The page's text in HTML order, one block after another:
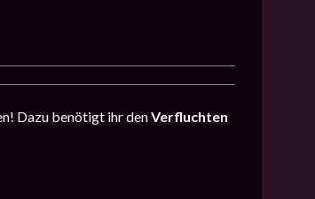
Dazu benötigt ihr denVerfluchten